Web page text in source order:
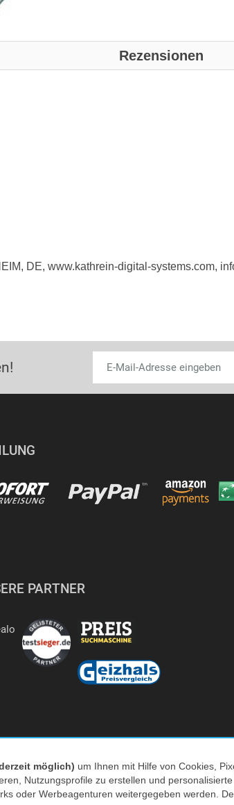
Rezensionen
DE, www.kathrein-digital-systems.com,
PARTNER
|twitter
möglich) um Ihnen mit Hilfe von Cookies,
Nutzungsprofile zu erstellen und
oder Werbeagenturen weitergegeben werden.